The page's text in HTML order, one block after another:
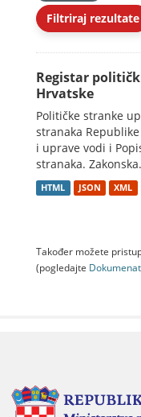
Filtriraj rezultate
Registar
Hrvatske
Političke stranke
stranaka
i uprave vodi i
stranaka.
HTML JSON XML
Također možete
(pogledajte